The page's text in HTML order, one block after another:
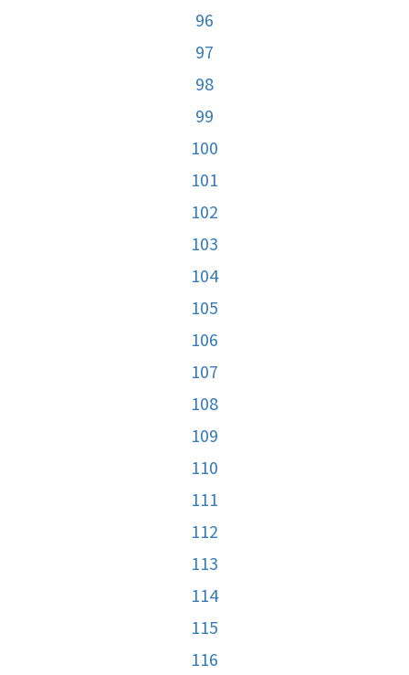
96
97
98
99
100
101
102
103
104
105
106
107
108
109
110
111
112
113
114
115
116